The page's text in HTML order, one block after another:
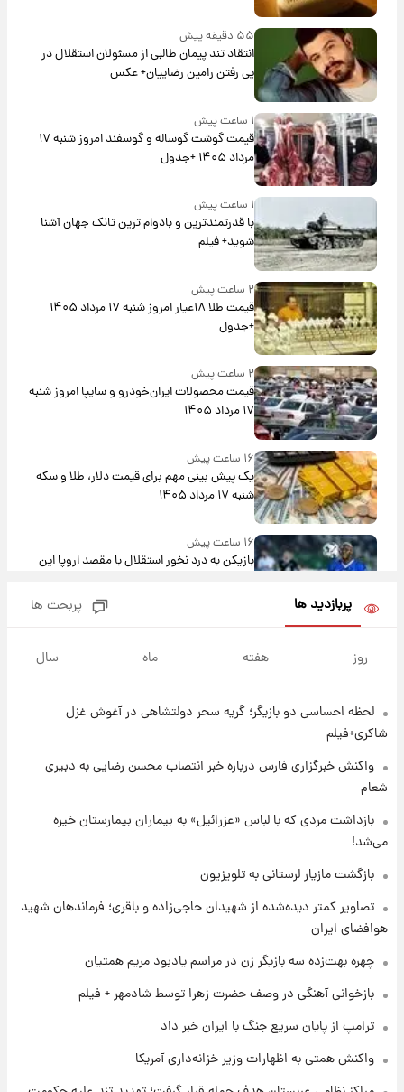
۵۵ دقیقه پیش
انتقاد تند پیمان طالبی از مسئولان استقلال در
پی رفتن رامین رضاییان+ عکس
۱ ساعت پیش
قیمت گوشت گوساله و گوسفند امروز شنبه ۱۷
مرداد ۱۴۰۵ +جدول
۱ ساعت پیش
با قدرتمندترین و بادوام ترین تانک جهان آشنا
شوید+ فیلم
۲ ساعت پیش
قیمت طلا ۱۸عیار امروز شنبه ۱۷ مرداد ۱۴۰۵
+جدول
۲ ساعت پیش
قیمت محصولات ایران‌خودرو و سایپا امروز شنبه
۱۷ مرداد ۱۴۰۵
۱۶ ساعت پیش
یک پیش ‌بینی مهم برای قیمت دلار، طلا و سکه
شنبه ۱۷ مرداد ۱۴۰۵
۱۶ ساعت پیش
بازیکن به درد نخور استقلال با مقصد اروپا این
باقری؛ فرماندهان شهید هوافضای ایران
۲۳ ساعت پیش
جدول قیمت ایران‌خودرو امروز جمعه ۱۶ مرداد؛
قیمت‌ها تغییر کرد
۱ روز پیش
قیمت طلا و سکه امروز جمعه ۱۶ مرداد ۱۴۰۵
+جدول
۱ روز پیش
پشت پرده عکس جدید ترامپ؛ مقام آمریکایی
درباره وضعیت او چه گفت؟
یک پیش‌بینی مهم از آینده بازار طلا
پربازدید ها پربحث ها
روز هفته ماه سال
لحظه احساسی دو بازیگر؛ گریه سحر دولتشاهی در آغوش غزل
شاکری+فیلم
واکنش خبرگزاری فارس درباره خبر انتصاب محسن رضایی به دبیری
شعام
بازداشت مردی که با لباس «عزرائیل» به بیماران بیمارستان خیره
می‌شد!
بازگشت مازیار لرستانی به تلویزیون
تصاویر کمتر دیده‌شده از شهیدان حاجی‌زاده و باقری؛ فرماندهان شهید
هوافضای ایران
چهره بهت‌زده سه بازیگر زن در مراسم یادبود مریم همتیان
بازخوانی آهنگی در وصف حضرت زهرا توسط شادمهر + فیلم
ترامپ از پایان سریع جنگ با ایران خبر داد
واکنش همتی به اظهارات وزیر خزانه‌داری آمریکا